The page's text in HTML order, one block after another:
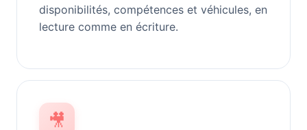
disponibilités, compétences et véhicules, en
lecture comme en écriture.
🎥